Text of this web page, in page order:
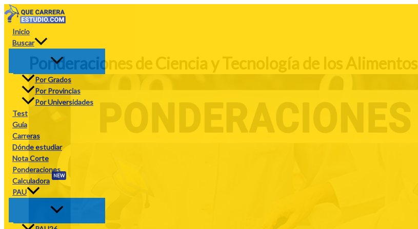
Ir
al
contenido
Inicio
Buscar
Por Grados
Por Provincias
Por Universidades
Test
Guía
Carreras
Dónde estudiar
Nota Corte
Ponderaciones
Calculadora
NEW
PAU
Ponderaciones de Ciencia y Tecnología de los Alimentos